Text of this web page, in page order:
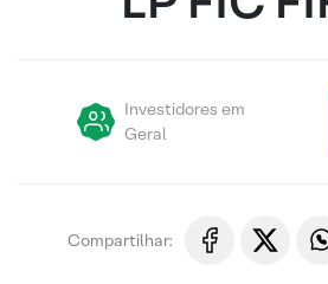
Investidores em
Geral
Compartilhar: